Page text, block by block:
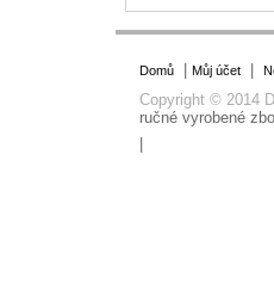
Domů| Můj účet|
Copyright © 2014
ručné vyrobené